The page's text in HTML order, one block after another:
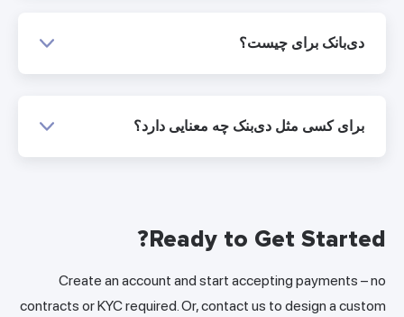
دی‌بانک برای چیست؟
برای کسی مثل دی‌بنک چه معنایی دارد؟
Ready to Get Started?
Create an account and start accepting payments – no
contracts or KYC required. Or, contact us to design a custom